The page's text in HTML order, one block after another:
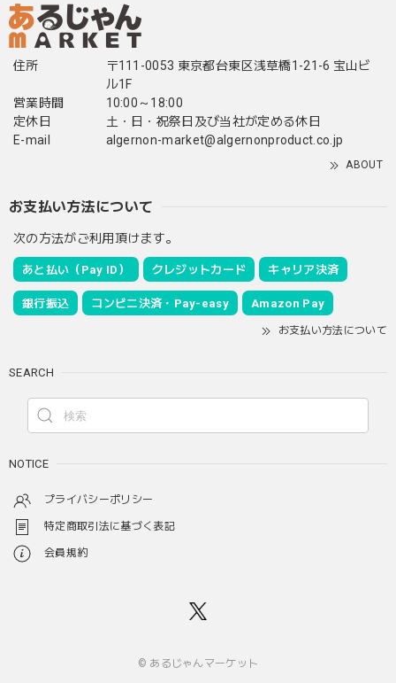
住所
〒111-0053 東京都台東区浅草橋1-21-6 宝山ビ
ル1F
営業時間
10:00～18:00
定休日
土・日・祝祭日及び当社が定める休日
E-mail
algernon-market@algernonproduct.co.jp
ABOUT
お支払い方法について
次の方法がご利用頂けます。
あと払い（Pay ID） クレジットカード キャリア決済
銀行振込 コンビニ決済・Pay-easy Amazon Pay
お支払い方法について
SEARCH
NOTICE
プライバシーポリシー
特定商取引法に基づく表記
会員規約
© あるじゃんマーケット